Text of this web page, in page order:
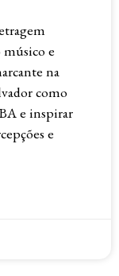
músico e
na
como
e inspirar
e